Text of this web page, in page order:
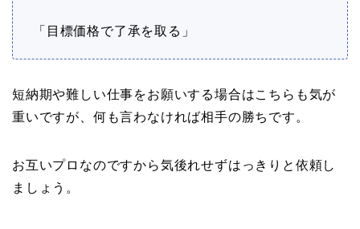
「目標価格で了承を取る」
短納期や難しい仕事をお願いする場合はこちらも気が
重いですが、何も言わなければ相手の勝ちです。
お互いプロなのですから気後れせずはっきりと依頼し
ましょう。